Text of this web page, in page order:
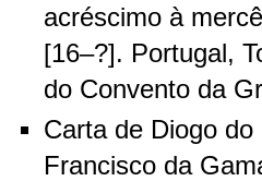
acréscimo à
[16–?]. Portugal,
do Convento da
Carta de Diogo
Francisco da